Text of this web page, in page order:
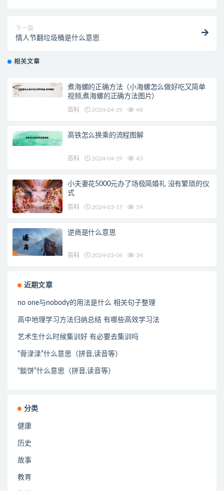
下一篇
情人节翻垃圾桶是什么意思
相关文章
煮海螺的正确方法（小海螺怎么做好吃又简单
视频,煮海螺的正确方法图片）
百科 2024-04-19 48
高铁怎么换乘的流程图解
百科 2024-04-19 43
小夫妻花5000元办了场极简婚礼 没有繁琐的仪
式
百科 2024-03-17 59
逆商是什么意思
百科 2024-03-04 34
近期文章
no one与nobody的用法是什么 相关句子整理
高中地理学习方法归纳总结 有哪些高效学习法
艺术生什么时候集训好 有必要去集训吗
“骨渌渌”什么意思（拼音,读音等）
“餤饼”什么意思（拼音,读音等）
分类
健康
历史
故事
教育